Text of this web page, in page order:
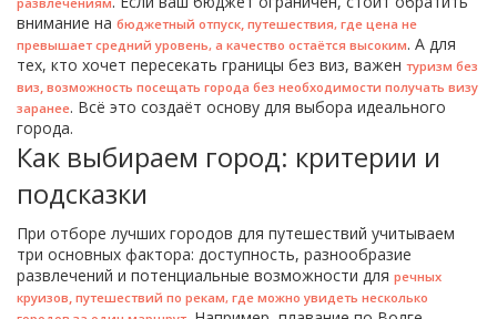
внимание на бюджетный отпуск, путешествия, где цена не
превышает средний уровень, а качество остаётся высоким. А для
тех, кто хочет пересекать границы без виз, важен туризм без
виз, возможность посещать города без необходимости получать визу
заранее. Всё это создаёт основу для выбора идеального
города.
Как выбираем город: критерии и
подсказки
При отборе лучших городов для путешествий учитываем
три основных фактора: доступность, разнообразие
развлечений и потенциальные возможности для речных
круизов, путешествий по рекам, где можно увидеть несколько